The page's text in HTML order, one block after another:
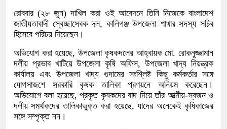
রোববার (২৮ জুন) দাখিল করা ওই আবেদনে তিনি নিজেকে বাংলাদেশ
জাতীয়তাবাদী স্বেচ্ছাসেবক দল, কালিগঞ্জ উপজেলা শাখার সদস্য সচিব
হিসেবে পরিচয় দিয়েছেন।
অভিযোগ করা হয়েছে, উপজেলা কৃষকদলের আহ্বায়ক মো. রোকনুজ্জামান
দলীয় প্রভাব খাটিয়ে উপজেলা কৃষি অফিস, উপজেলা খাদ্য নিয়ন্ত্রক
কার্যালয় এবং উপজেলা খাদ্য গুদামের সংশ্লিষ্ট কিছু কর্মকর্তার সঙ্গে
যোগসাজশে সরকারি কৃষক তালিকা প্রণয়নে অনিয়ম করেছেন।
অভিযোগে বলা হয়েছে, প্রকৃত কৃষকদের বাদ দিয়ে তাঁর আত্মীয়-স্বজন ও
দলীয় সমর্থকদের তালিকাভুক্ত করা হয়েছে, যাদের অনেকেই কৃষিকাজের
সঙ্গে সম্পৃক্ত নন।